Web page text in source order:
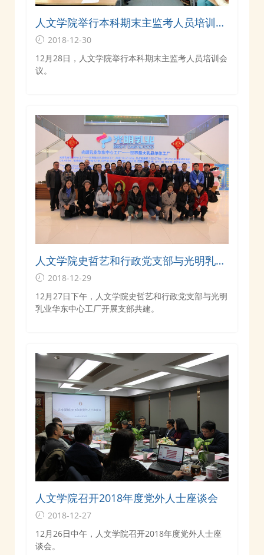
人文学院举行本科期末主监考人员培训会
议 2018-12-30
12月28日，人文学院举行本科期末主监考人员培训会
议。
人文学院史哲艺和行政党支部与光明乳业
华东中心工厂开展支部共建
2018-12-29
12月27日下午，人文学院史哲艺和行政党支部与光明
乳业华东中心工厂开展支部共建。
人文学院召开2018年度党外人士座谈会
2018-12-27
12月26日中午，人文学院召开2018年度党外人士座
谈会。